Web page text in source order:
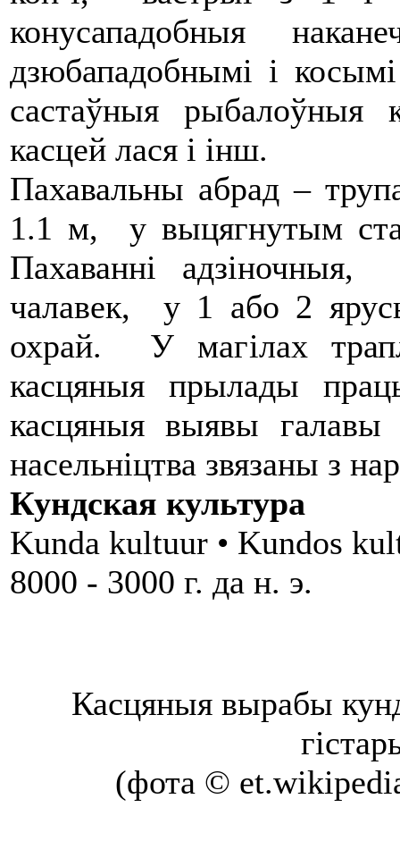
конусападобныя
дзюбападобнымі і
састаўныя
касцей лася і інш.
Пахавальны абрад –
1.1 м, у выцягнутым
Пахаванні
чалавек, у 1 або 2
охрай. У магілах
касцяныя прылады
касцяныя выявы галавы
насельніцтва звязаны з
Кундская культура
Kunda kultuur • Kundos
8000 - 3000 г. да н. э.
Касцяныя вырабы
(фота ©